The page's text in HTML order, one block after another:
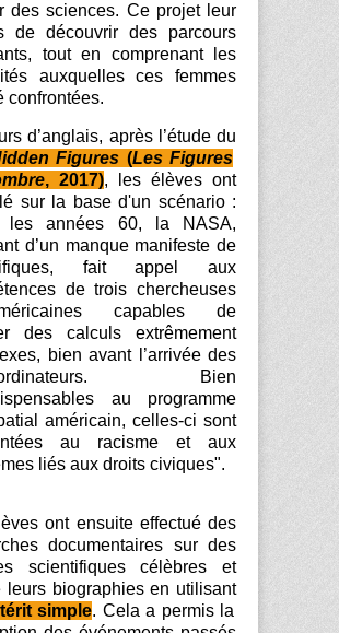
des sciences. Ce projet leur
de découvrir des parcours
tout en comprenant les
auxquelles ces femmes
confrontées.
d’anglais, après l’étude du
Figures (Les Figures
, 2017), les élèves ont
sur la base d'un scénario :
les années 60, la NASA,
d’un manque manifeste de
fait appel aux
de trois chercheuses
capables de
des calculs extrêmement
bien avant l’arrivée des
Bien
au programme
américain, celles-ci sont
au racisme et aux
liés aux droits civiques".
ont ensuite effectué des
documentaires sur des
scientifiques célèbres et
leurs biographies en utilisant
simple. Cela a permis la